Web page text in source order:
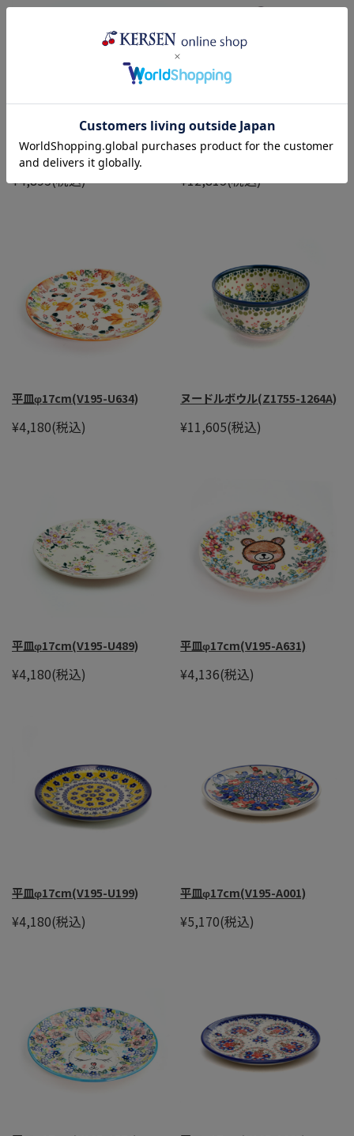
平皿φ19cm(V132-U504)
¥4,895(税込)
ティーポット・大(V333-U199)
¥12,815(税込)
平皿φ17cm(V195-U634)
¥4,180(税込)
ヌードルボウル(Z1755-1264A)
¥11,605(税込)
平皿φ17cm(V195-U489)
¥4,180(税込)
平皿φ17cm(V195-A631)
¥4,136(税込)
平皿φ17cm(V195-U199)
¥4,180(税込)
平皿φ17cm(V195-A001)
¥5,170(税込)